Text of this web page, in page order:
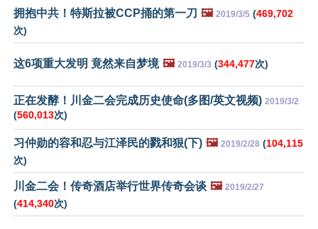
拥抱中共！特斯拉被CCP捅的第一刀 🖼️ 2019/3/5 (469,702
次)
这6项重大发明 竟然来自梦境 🖼️ 2019/3/3 (344,477次)
正在发酵！川金二会完成历史使命(多图/英文视频) 2019/3/2
(560,013次)
习仲勋的容和忍与江泽民的戮和狠(下) 🖼️ 2019/2/28 (104,115
次)
川金二会！传奇酒店举行世界传奇会谈 🖼️ 2019/2/27
(414,340次)